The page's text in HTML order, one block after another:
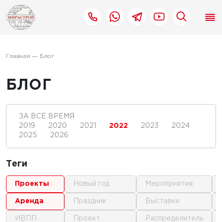
Главная Блог
БЛОГ
ЗА ВСЕ ВРЕМЯ
2019
2020 2021 2022 2023
2024
2025
2026
Теги
проекты
аренда
ИВПП
новый год
праздник
проект
мероприятия
выставки
распределитель